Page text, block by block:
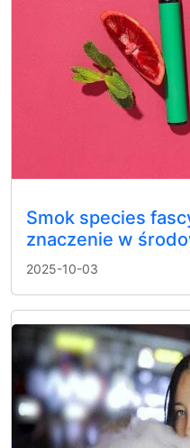
Smok species
znaczenie w
2025-10-03